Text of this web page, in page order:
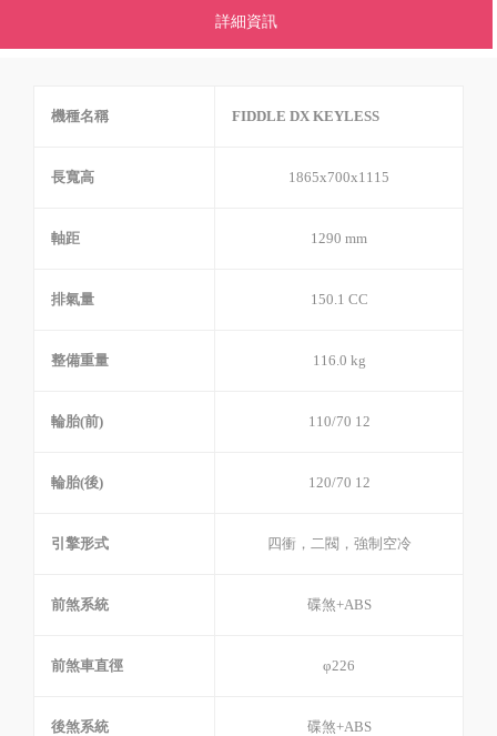
詳細資訊
機種名稱 FIDDLE DX KEYLESS
長寬高 1865x700x1115
軸距 1290 mm
排氣量 150.1 CC
整備重量 116.0 kg
輪胎(前) 110/70 12
輪胎(後) 120/70 12
引擎形式 四衝，二閥，強制空冷
前煞系統 碟煞+ABS
前煞車直徑 φ226
後煞系統 碟煞+ABS